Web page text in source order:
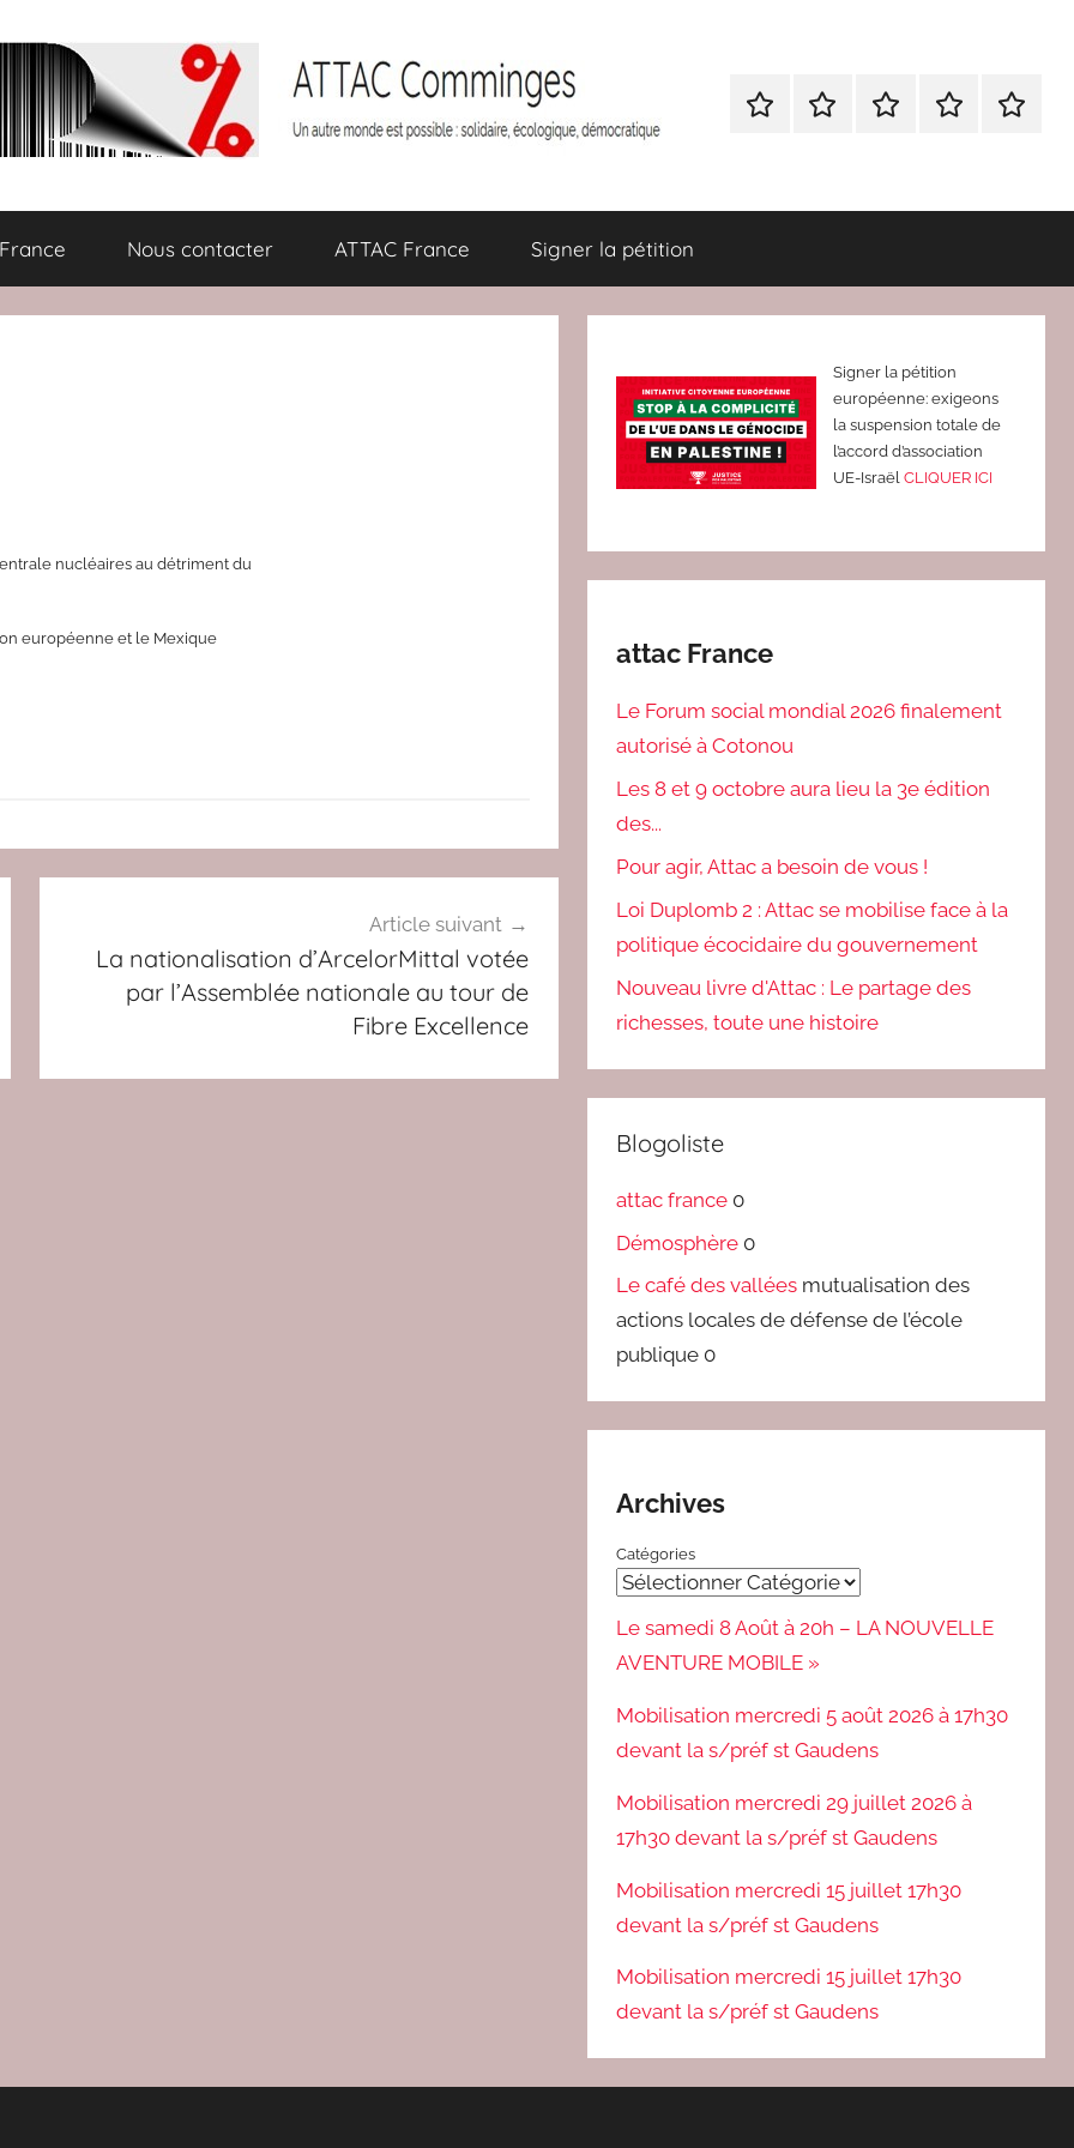
Nous
BULLETIN
Attac
Nous
ATTAC
Signer
Nous contacter ATTAC France Signer la pétition
nucléaires au détriment du
européenne et le Mexique
Article suivant
La nationalisation d’ArcelorMittal votée
par l’Assemblée nationale au tour de
Fibre Excellence
Signer la pétition
européenne: exigeons
la suspension totale de
l’accord d’association
UE-Israël CLIQUER ICI
attac France
Le Forum social mondial 2026 finalement
autorisé à Cotonou
Les 8 et 9 octobre aura lieu la 3e édition
des...
Pour agir, Attac a besoin de vous !
Loi Duplomb 2 : Attac se mobilise face à la
politique écocidaire du gouvernement
Nouveau livre d'Attac : Le partage des
richesses, toute une histoire
Blogoliste
attac france 0
Démosphère 0
Le café des vallées mutualisation des
actions locales de défense de l’école
publique 0
Archives
Catégories
Le samedi 8 Août à 20h – LA NOUVELLE
AVENTURE MOBILE »
Mobilisation mercredi 5 août 2026 à 17h30
devant la s/préf st Gaudens
Mobilisation mercredi 29 juillet 2026 à
17h30 devant la s/préf st Gaudens
Mobilisation mercredi 15 juillet 17h30
devant la s/préf st Gaudens
Mobilisation mercredi 15 juillet 17h30
devant la s/préf st Gaudens